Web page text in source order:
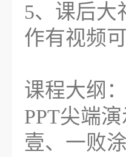
5、课后大
作有视频
课程大纲：
PPT尖端演
壹、一败